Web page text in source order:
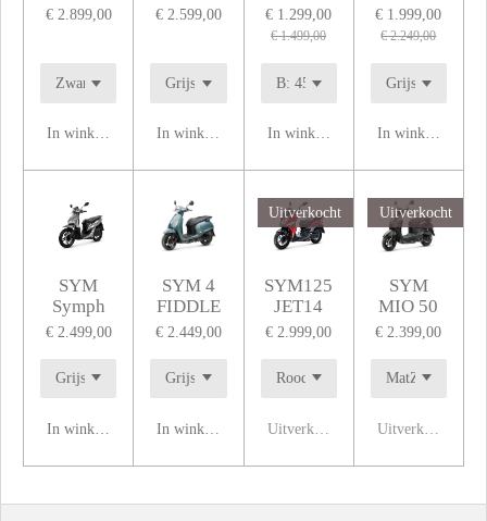
€ 2.899,00
In winkelwagen
€ 2.599,00
In winkelwagen
€ 1.299,00
€ 1.499,00
In winkelwagen
€ 1.999,00
€ 2.249,00
In winkelwagen
SYM
Symph
€ 2.499,00
In winkelwagen
SYM 4
FIDDLE
€ 2.449,00
In winkelwagen
Uitverkocht
SYM125
JET14
€ 2.999,00
Uitverkocht
Uitverkocht
SYM
MIO 50
€ 2.399,00
Uitverkocht